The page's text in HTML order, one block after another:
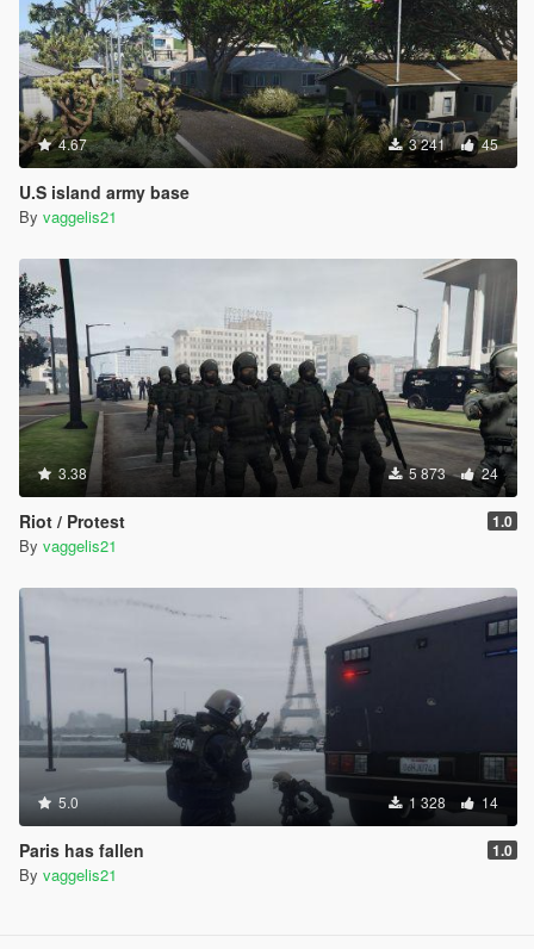
4.67 3 241 45
U.S island army base
By vaggelis21
3.38 5 873 24
Riot / Protest 1.0
By vaggelis21
5.0 1 328 14
Paris has fallen 1.0
By vaggelis21